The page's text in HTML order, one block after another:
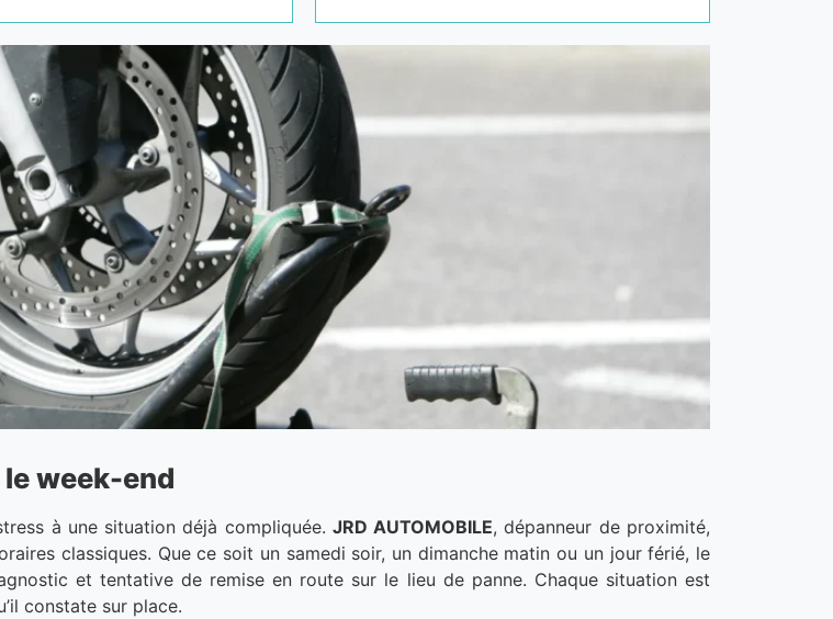
week-end
à une situation déjà compliquée. JRD AUTOMOBILE, dépanneur de proximité,
classiques. Que ce soit un samedi soir, un dimanche matin ou un jour férié, le
et tentative de remise en route sur le lieu de panne. Chaque situation est
constate sur place.